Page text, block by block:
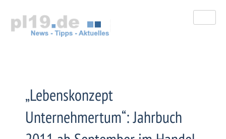
springen
„Lebenskonzept
Unternehmertum“: Jahrbuch